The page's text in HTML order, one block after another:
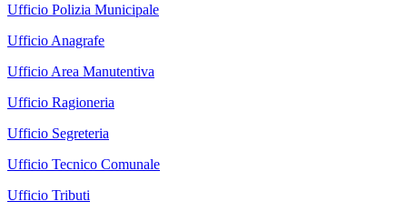
Ufficio Polizia Municipale
Ufficio Anagrafe
Ufficio Area Manutentiva
Ufficio Ragioneria
Ufficio Segreteria
Ufficio Tecnico Comunale
Ufficio Tributi